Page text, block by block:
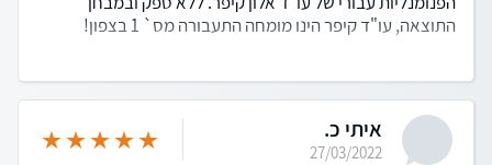
התוצאה, עו"ד קיפר הינו מומחה התעבורה מס` 1 בצפון!
איתי כ.
27/03/2022